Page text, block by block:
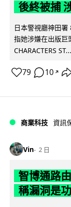
後終被捕
日本警視廳神田署
指她涉嫌在出版巨
CHARACTERS ST...
79 10 ↗
商業科技 資訊
Vin 2 日
智博通路
稱漏洞是